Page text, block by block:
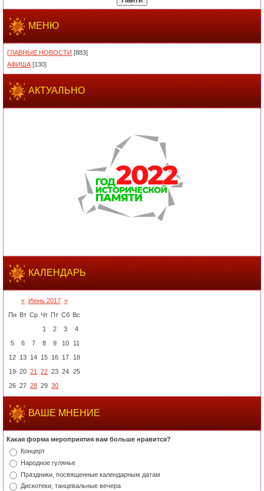
МЕНЮ
ГЛАВНЫЕ НОВОСТИ [883]
АФИША [130]
АКТУАЛЬНО
КАЛЕНДАРЬ
« Июнь 2017 »
Пн Вт Ср Чт Пт Сб Вс
1
2 3
4
5
6 7 8 9 10
11
12 13 14 15 16 17 18
19 20 21 22 23 24 25
26 27 28 29 30
ВАШЕ МНЕНИЕ
Какая форма мероприятия вам больше нравится?
Концерт
Народное гулянье
Праздники, посвященные календарным датам
Дискотеки, танцевальные вечера